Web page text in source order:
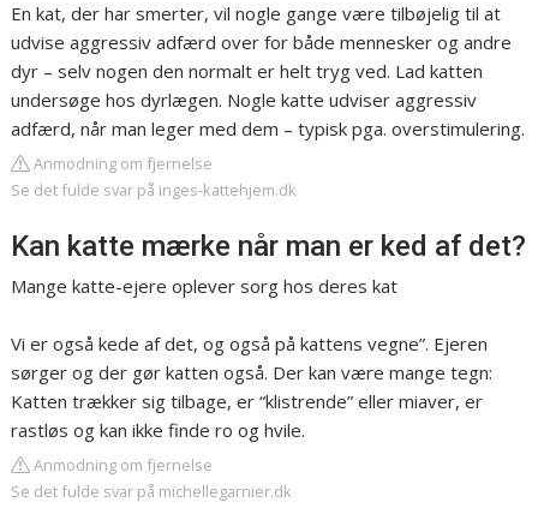
En kat, der har smerter, vil nogle gange være tilbøjelig til at
udvise aggressiv adfærd over for både mennesker og andre
dyr – selv nogen den normalt er helt tryg ved. Lad katten
undersøge hos dyrlægen. Nogle katte udviser aggressiv
adfærd, når man leger med dem – typisk pga. overstimulering.
Anmodning om fjernelse
Se det fulde svar på inges-kattehjem.dk
Kan katte mærke når man er ked af det?
Mange katte-ejere oplever sorg hos deres kat
Vi er også kede af det, og også på kattens vegne”. Ejeren
sørger og der gør katten også. Der kan være mange tegn:
Katten trækker sig tilbage, er “klistrende” eller miaver, er
rastløs og kan ikke finde ro og hvile.
Anmodning om fjernelse
Se det fulde svar på michellegarnier.dk